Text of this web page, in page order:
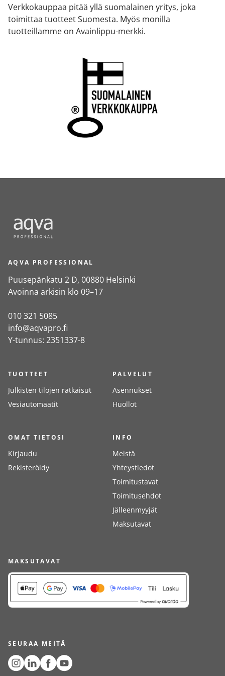
Verkkokauppaa pitää yllä suomalainen yritys, joka
toimittaa tuotteet Suomesta. Myös monilla
tuotteillamme on Avainlippu-merkki.
AQVA PROFESSIONAL
Puusepänkatu 2 D, 00880 Helsinki
Avoinna arkisin klo 09–17
010 321 5085
info@aqvapro.fi
Y-tunnus: 2351337-8
TUOTTEET
Julkisten tilojen ratkaisut
Vesiautomaatit
PALVELUT
Asennukset
Huollot
OMAT TIETOSI
Kirjaudu
Rekisteröidy
INFO
Meistä
Yhteystiedot
Toimitustavat
Toimitusehdot
Jälleenmyyjät
Maksutavat
MAKSUTAVAT
SEURAA MEITÄ